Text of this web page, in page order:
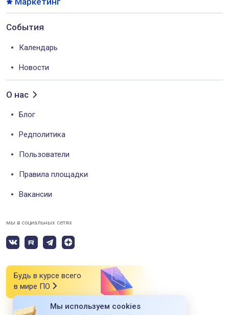
События
Календарь
Новости
О нас
Блог
Редполитика
Пользователи
Правила площадки
Вакансии
мы в социальных сетях
Будь в курсе всего
в мире ПО
Мы используем cookies